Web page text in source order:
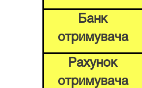
Банк
отримувача
Рахунок
отримувача